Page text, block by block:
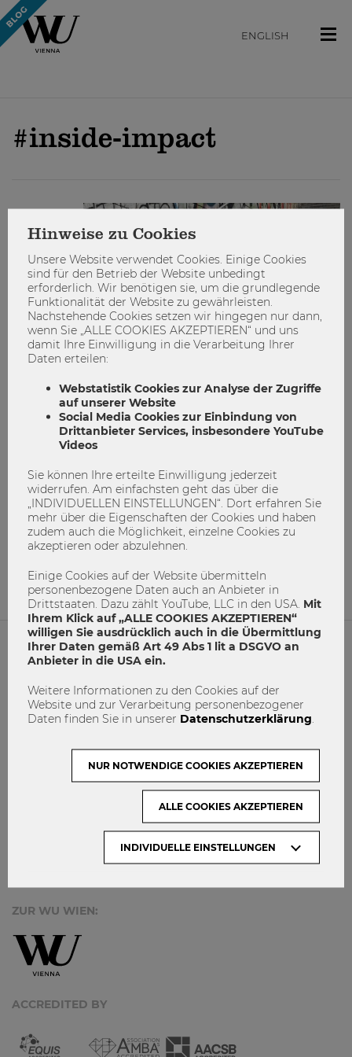
ENGLISH
#inside-impact
Inside Impact: ein Podcast mit Wirkung
Digitalisierung Forschung
Inside Impact
Podcast
Social Entrepreneurship
NETIQUETTE
IMPRESSUM
MACH MIT!
DATENSCHUTZ
ZUR WU WIEN:
ACCREDITED BY
Hinweise zu Cookies
Unsere Website verwendet Cookies. Einige Cookies
sind für den Betrieb der Website unbedingt
erforderlich. Wir benötigen sie, um die grundlegende
Funktionalität der Website zu gewährleisten.
Nachstehende Cookies setzen wir hingegen nur dann,
wenn Sie „ALLE COOKIES AKZEPTIEREN“ und uns
damit Ihre Einwilligung in die Verarbeitung Ihrer
Daten erteilen:
Webstatistik Cookies zur Analyse der Zugriffe
auf unserer Website
Social Media Cookies zur Einbindung von
Drittanbieter Services, insbesondere YouTube
Videos
Sie können Ihre erteilte Einwilligung jederzeit
widerrufen. Am einfachsten geht das über die
„INDIVIDUELLEN EINSTELLUNGEN“. Dort erfahren Sie
mehr über die Eigenschaften der Cookies und haben
zudem auch die Möglichkeit, einzelne Cookies zu
akzeptieren oder abzulehnen.
Einige Cookies auf der Website übermitteln
personenbezogene Daten auch an Anbieter in
Drittstaaten. Dazu zählt YouTube, LLC in den USA. Mit
Ihrem Klick auf „ALLE COOKIES AKZEPTIEREN“
willigen Sie ausdrücklich auch in die Übermittlung
Ihrer Daten gemäß Art 49 Abs 1 lit a DSGVO an
Anbieter in die USA ein.
Weitere Informationen zu den Cookies auf der
Website und zur Verarbeitung personenbezogener
Daten finden Sie in unserer Datenschutzerklärung
INDIVIDUELLE EINSTELLUNGEN
NUR NOTWENDIGE COOKIES AKZEPTIEREN
ALLE COOKIES AKZEPTIEREN